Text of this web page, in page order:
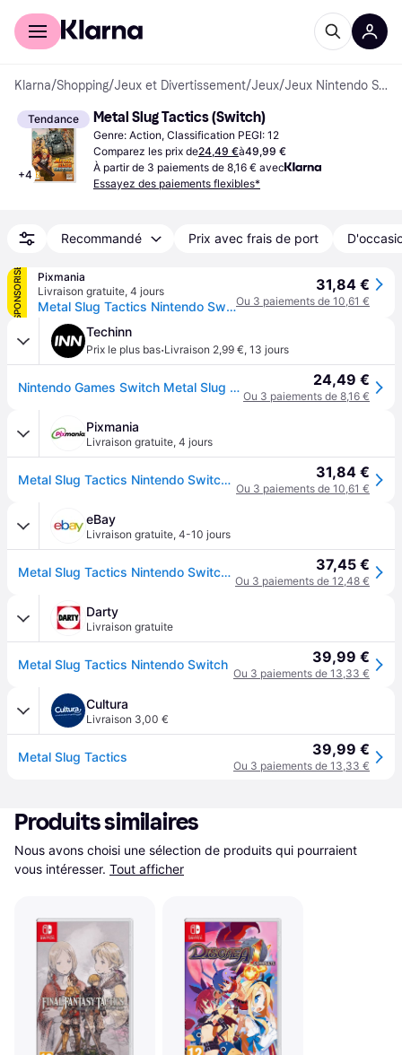
Acheter avec Klarna
Klarna/Shopping/Jeux et Divertissement/Jeux/ Jeux Nintendo Switch
Tendance
+4
Metal Slug Tactics (Switch)
Genre: Action, Classification PEGI: 12
Comparez les prix de24,49 €à49,99 €
À partir de 3 paiements de 8,16 € avec
Essayez des paiements flexibles*
Recommandé Prix avec frais de port
SPONSORISÉ
Pixmania
Livraison gratuite, 4 jours
Metal Slug Tactics Nintendo Switch - Neuf
31,84 €
Ou 3 paiements de 10,61 €
Techinn
Prix le plus bas·Livraison 2,99 €, 13 jours
Nintendo Games Switch Metal Slug Tactics Multicolore PAL 24,49 €
Ou 3 paiements de 8,16 €
Pixmania
Livraison gratuite, 4 jours
Metal Slug Tactics Nintendo Switch - Neuf 31,84 €
Ou 3 paiements de 10,61 €
eBay
Livraison gratuite, 4-10 jours
Metal Slug Tactics Nintendo Switch (nintendo Switch) 37,45 €
Ou 3 paiements de 12,48 €
Darty
Livraison gratuite
Metal Slug Tactics Nintendo Switch 39,99 €
Ou 3 paiements de 13,33 €
Cultura
Livraison 3,00 €
Metal Slug Tactics 39,99 €
Ou 3 paiements de 13,33 €
Produits similaires
Nous avons choisi une sélection de produits qui pourraient
vous intéresser. Tout afficher